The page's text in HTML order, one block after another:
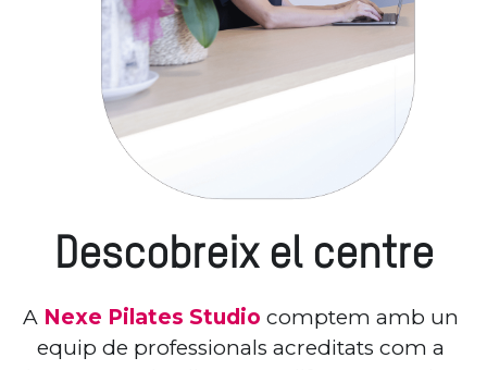
Descobreix el centre
A Nexe Pilates Studio comptem amb un
equip de professionals acreditats com a